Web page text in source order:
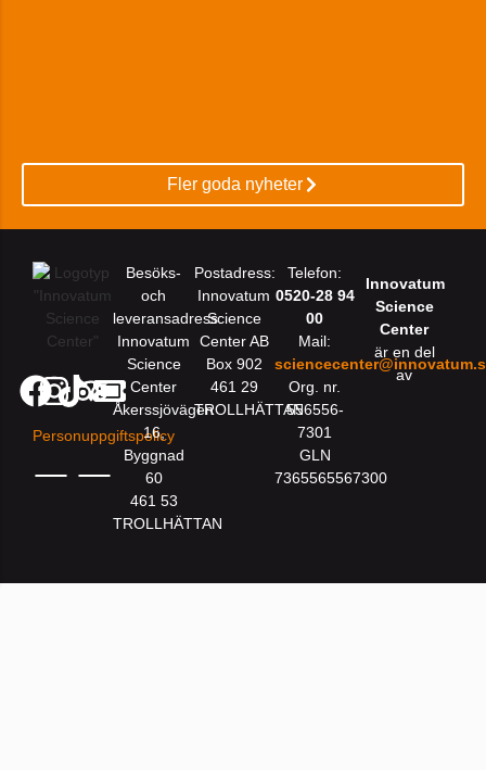
Fler goda nyheter
Personuppgiftspolicy
Besöks-
och
leveransadress:
Innovatum
Science
Center
Åkerssjövägen
16,
Byggnad
60
461 53
TROLLHÄTTAN
Postadress:
Innovatum
Science
Center AB
Box 902
461 29
TROLLHÄTTAN
Telefon:
0520-28 94
00
Mail:
Org. nr.
556556-
7301
GLN
7365565567300
Innovatum
Science
Center
är en del
av